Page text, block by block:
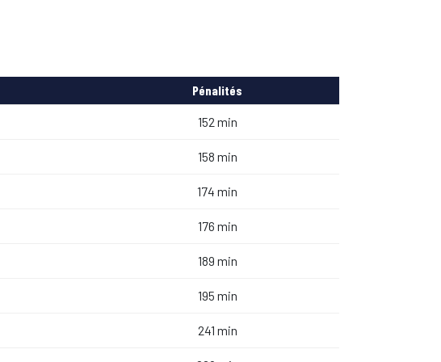
Pénalités
152 min
158 min
174 min
176 min
189 min
195 min
241 min